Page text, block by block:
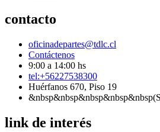
contacto
oficinadepartes@tdlc.cl
Contáctenos
9:00 a 14:00 hs
tel:+56227538300
Huérfanos 670, Piso 19
link de interés